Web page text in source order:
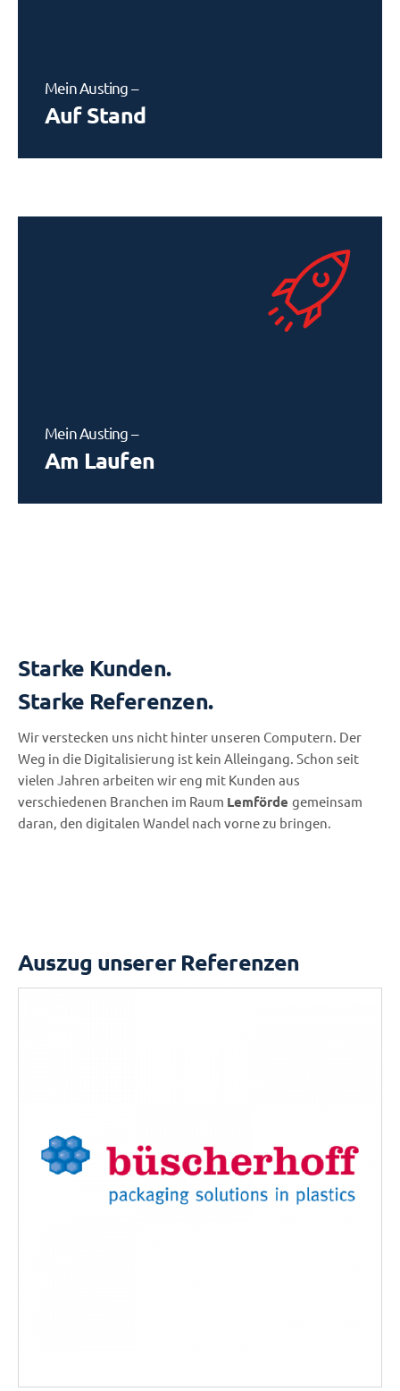
Mein Austing –
Auf Stand
Mein Austing –
Am Laufen
Starke Kunden.
Starke Referenzen.
Wir verstecken uns nicht hinter unseren Computern. Der
Weg in die Digitalisierung ist kein Alleingang. Schon seit
vielen Jahren arbeiten wir eng mit Kunden aus
verschiedenen Branchen im Raum Lemförde gemeinsam
daran, den digitalen Wandel nach vorne zu bringen.
Auszug unserer Referenzen